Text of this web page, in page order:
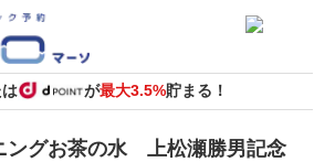
は が最大3.5%貯まる！
ングお茶の水 上松瀬勝男記念